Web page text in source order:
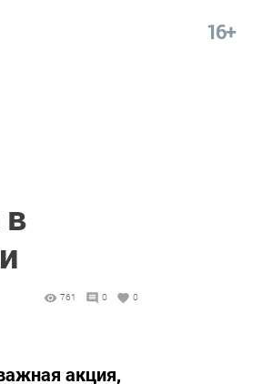
16+
761 0 0
акция,